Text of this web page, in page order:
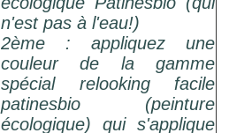
n'est pas à l'eau!)
2ème : appliquez une
couleur de la gamme
spécial relooking facile
patinesbio (peinture
écologique) qui s'applique